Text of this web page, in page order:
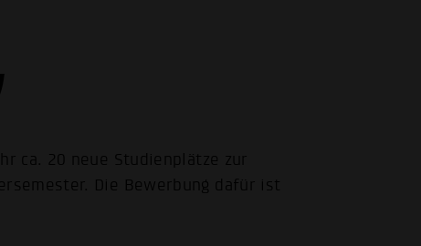
ca. 20 neue Studienplätze zur
Die Bewerbung dafür ist